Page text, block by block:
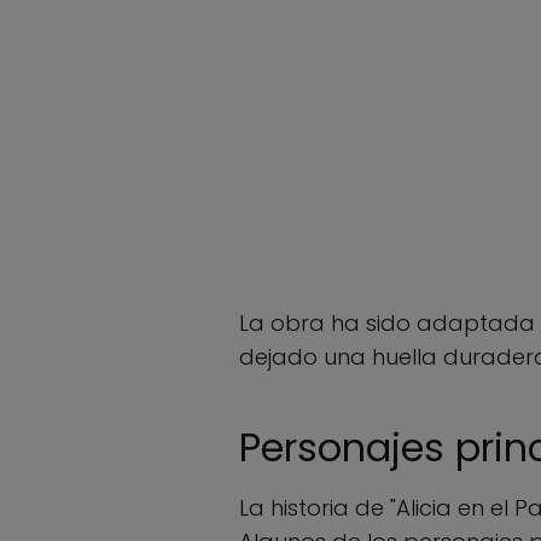
La obra ha sido adaptada
dejado una huella
Personajes
La historia de "Alicia en el